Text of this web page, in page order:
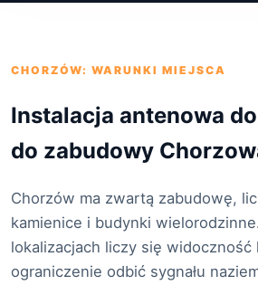
CHORZÓW: WARUNKI MIEJSCA
Instalacja antenowa
do zabudowy
Chorzów ma zwartą zabudowę,
kamienice i budynki
lokalizacjach liczy się widoczność
ograniczenie odbić sygnału